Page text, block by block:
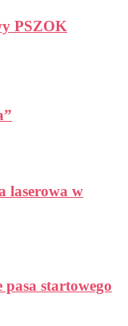
PSZOK
laserowa w
startowego